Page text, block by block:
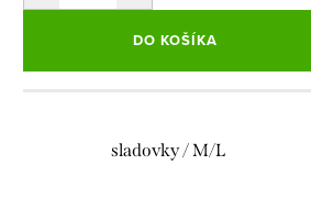
DO KOŠÍKA
sladovky / M/L